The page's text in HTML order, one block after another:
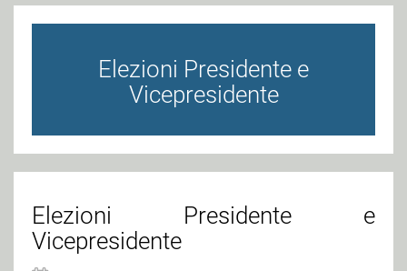
Elezioni Presidente e
Vicepresidente
Elezioni Presidente e
Vicepresidente